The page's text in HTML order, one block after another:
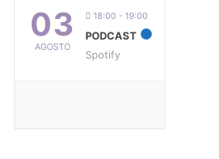
03
AGOSTO
18:00 - 19:00
PODCAST
Spotify